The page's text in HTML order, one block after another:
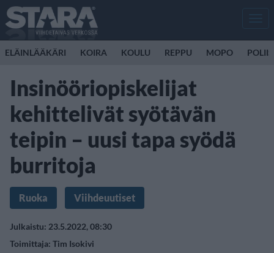
ELÄINLÄÄKÄRI KOIRA KOULU REPPU MOPO
Insinööriopiskelijat
kehittelivät syötävän
teipin – uusi tapa syödä
burritoja
Ruoka Viihdeuutiset
Julkaistu: 23.5.2022, 08:30
Toimittaja: Tim Isokivi